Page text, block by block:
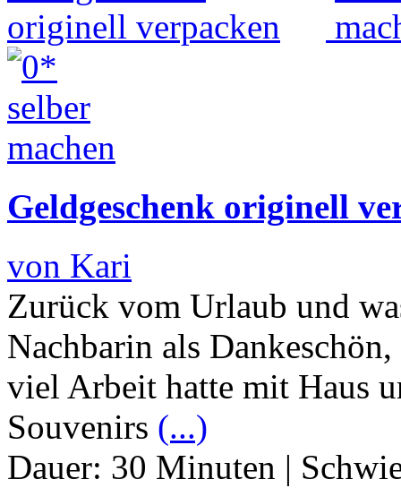
Geldgeschenk originell
von Kari
Zurück vom Urlaub und
Nachbarin als
viel Arbeit hatte mit Haus
Souvenirs (...)
Dauer: 30 Minuten |